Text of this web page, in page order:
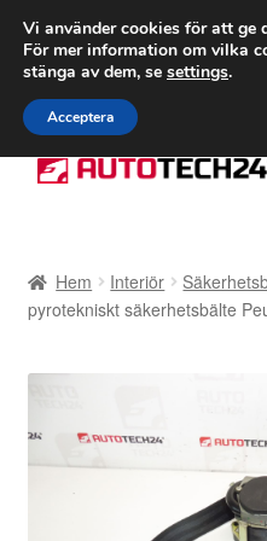
FRAKT
Ring 766
Hoppa
till
Hoppa
till
Betalningar
Klagomål
Kolla upp
Hem Interiör
pyrotekniskt säkerhetsbälte
Vi använder cookies för att ge
För mer information om vilka
stänga av dem, se settings.
Acceptera